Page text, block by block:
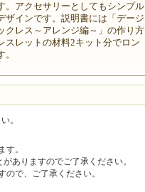
。アクセサリーとしてもシンプル
ザインです。説明書には「デージ
クレス～アレンジ編～」の作り方
スレットの材料2キット分でロン
。
。
ありますのでご了承ください。
で、ご了承ください。